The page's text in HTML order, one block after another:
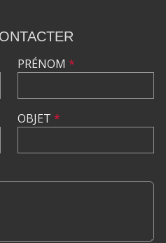
PRÉNOM *
OBJET *